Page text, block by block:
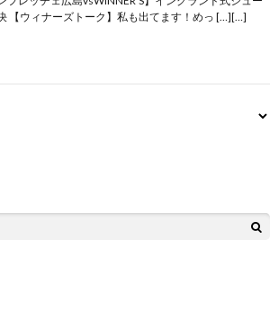
【ウィナーズトーク】私も出てます！めっ […][…]